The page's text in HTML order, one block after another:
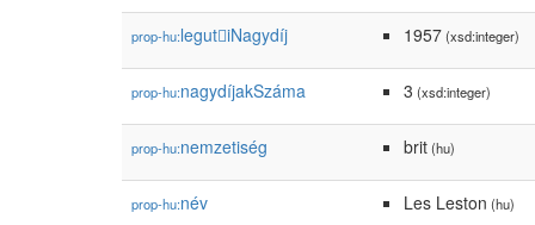
prop-hu:legutiNagydíj 1957(xsd:integer)
prop-hu:nagydíjakSzáma 3 (xsd:integer)
prop-hu:nemzetiség brit(hu)
prop-hu:név Les Leston (hu)